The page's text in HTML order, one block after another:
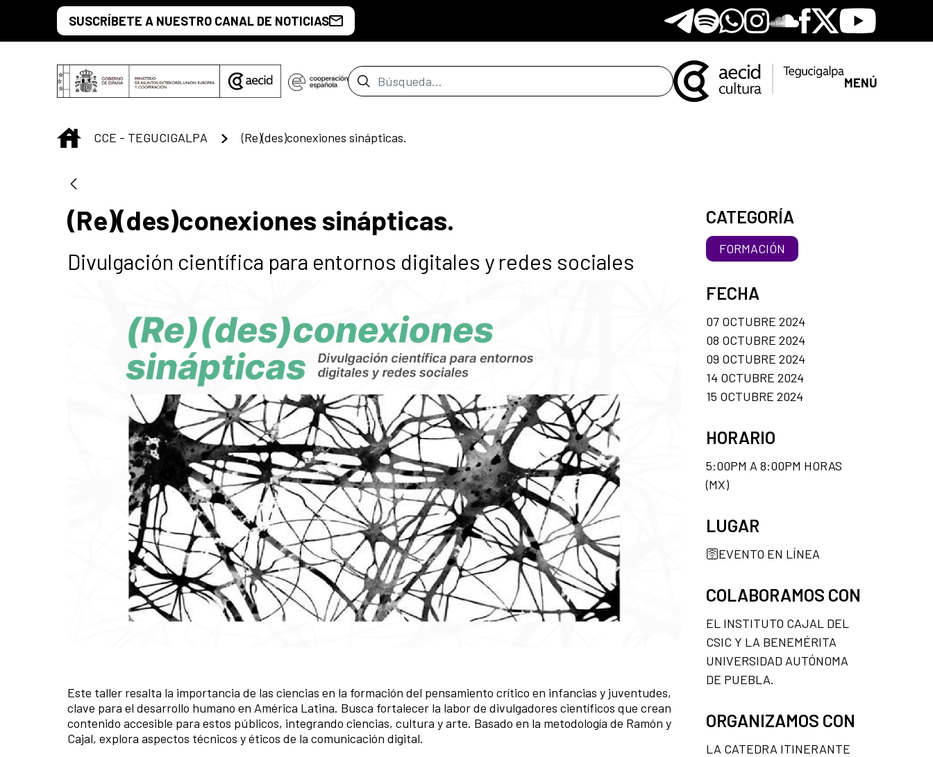
Saltar al contenido principal
SUSCRÍBETE A NUESTRO CANAL DE NOTICIAS Telegram
SpotifyWhatsapp
Instagram
Soundclore
Facebook
X Youtube
Barra de búsqueda MENÚ
INICIO
CCE - TEGUCIGALPA (Re)(des)conexiones sinápticas.
(Re)(des)conexiones sinápticas.
Divulgación científica para entornos digitales y redes sociales
Este taller resalta la importancia de las ciencias en la formación del pensamiento crítico en infancias y juventudes,
clave para el desarrollo humano en América Latina. Busca fortalecer la labor de divulgadores científicos que crean
contenido accesible para estos públicos, integrando ciencias, cultura y arte. Basado en la metodología de Ramón y
Cajal, explora aspectos técnicos y éticos de la comunicación digital.
CATEGORÍA
FORMACIÓN
FECHA
07 OCTUBRE 2024
08 OCTUBRE 2024
09 OCTUBRE 2024
14 OCTUBRE 2024
15 OCTUBRE 2024
HORARIO
5:00PM A 8:00PM HORAS
(MX)
LUGAR
🛜EVENTO EN LÍNEA
COLABORAMOS CON
EL INSTITUTO CAJAL DEL
CSIC Y LA BENEMÉRITA
UNIVERSIDAD AUTÓNOMA
DE PUEBLA.
ORGANIZAMOS CON
LA CATEDRA ITINERANTE